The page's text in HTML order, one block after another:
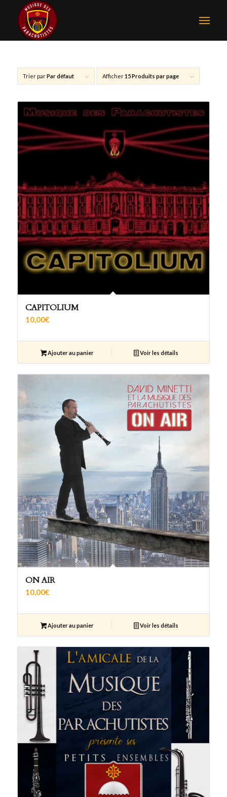
Trier parPar défaut Afficher15 Produits par page
CAPITOLIUM
10,00€
Ajouter au panier Voir les détails
ON AIR
10,00€
Ajouter au panier Voir les détails